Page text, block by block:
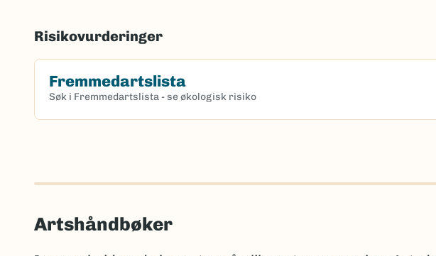
Risikovurderinger
Fremmedartslista
Søk i Fremmedartslista - se økologisk risiko
Artshåndbøker